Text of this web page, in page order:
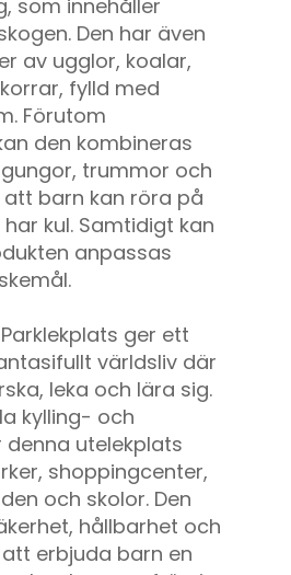
som innehåller
Den har även
av ugglor, koalar,
fylld med
Förutom
den kombineras
trummor och
barn kan röra på
kul. Samtidigt kan
anpassas
ger ett
världsliv där
leka och lära sig.
kylling- och
utelekplats
shoppingcenter,
och skolor. Den
hållbarhet och
erbjuda barn en